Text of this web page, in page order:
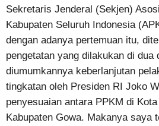
Sekretaris Jenderal (Sekjen)
Kabupaten Seluruh Indonesia
dengan adanya pertemuan itu,
pengetatan yang dilakukan di dua
diumumkannya keberlanjutan
tingkatan oleh Presiden RI Joko
penyesuaian antara PPKM di
Kabupaten Gowa. Makanya saya